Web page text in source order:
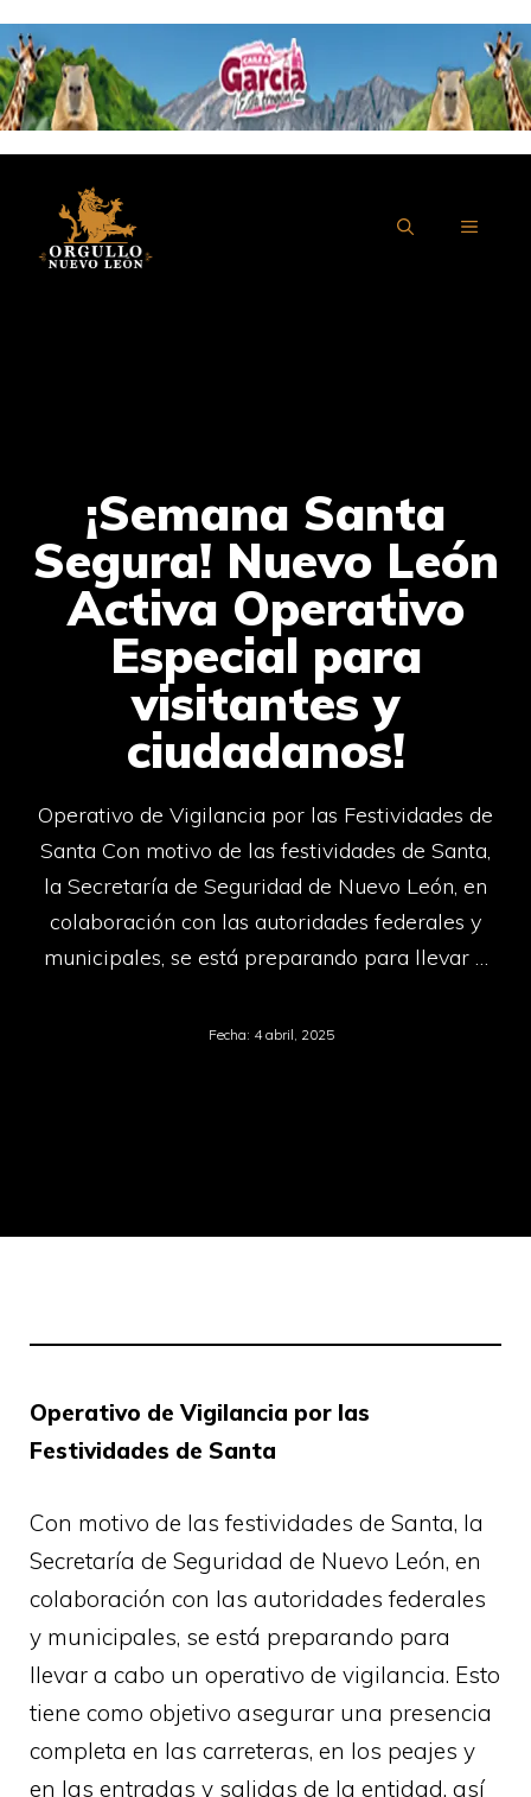
Saltar
al
contenido
MENÚ
¡Semana Santa
Segura! Nuevo León
Activa Operativo
Especial para
visitantes y
ciudadanos!
Operativo de Vigilancia por las Festividades de
Santa Con motivo de las festividades de Santa,
la Secretaría de Seguridad de Nuevo León, en
colaboración con las autoridades federales y
municipales, se está preparando para llevar …
Fecha: 4 abril, 2025
Operativo de Vigilancia por las
Festividades de Santa
Con motivo de las festividades de Santa, la
Secretaría de Seguridad de Nuevo León, en
colaboración con las autoridades federales
y municipales, se está preparando para
llevar a cabo un operativo de vigilancia. Esto
tiene como objetivo asegurar una presencia
completa en las carreteras, en los peajes y
en las entradas y salidas de la entidad, así